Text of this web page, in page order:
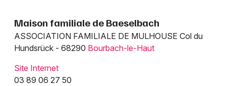
Hôtel et hébergement dans le Haut-Rhin
Hôtel et hébergement en Alsace
Hôtel et hébergement dans le Grand Est
Maison familiale de Baeselbach
ASSOCIATION FAMILIALE DE MULHOUSE Col du
Hundsrück - 68290 Bourbach-le-Haut
Site Internet
03 89 06 27 50